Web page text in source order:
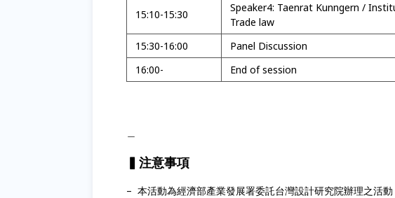
15:10-15:30
Speaker4: Taenrat Kunngern /
Trade law
15:30-16:00
Panel Discussion
16:00-
End of session
▍注意事項
– 本活動為經濟部產業發展署委託台灣設計研究院辦理之活